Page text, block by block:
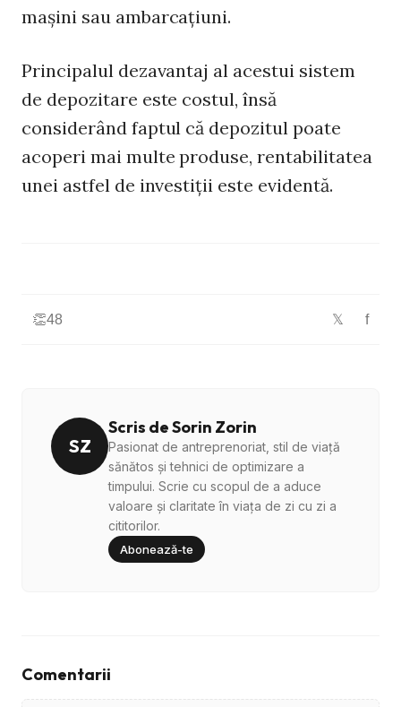
mașini sau ambarcațiuni.
Principalul dezavantaj al acestui sistem
de depozitare este costul, însă
considerând faptul că depozitul poate
acoperi mai multe produse, rentabilitatea
unei astfel de investiții este evidentă.
👏48 𝕏 f
SZ
Scris de Sorin Zorin
Pasionat de antreprenoriat, stil de viață
sănătos și tehnici de optimizare a
timpului. Scrie cu scopul de a aduce
valoare și claritate în viața de zi cu zi a
cititorilor.
Abonează-te
Comentarii